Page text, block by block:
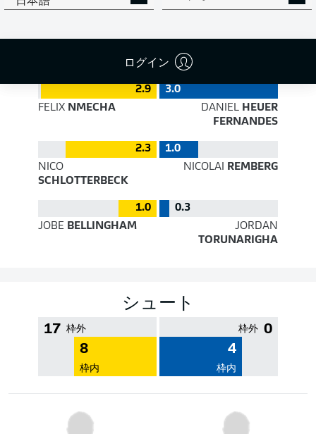
ログイン
87 % 成功率 72 %
PASS EFFICIENCY
2.9
3.0
FELIX NMECHA DANIELHEUER
FERNANDES
2.3
1.0
NICO
SCHLOTTERBECK
NICOLAI REMBERG
1.0
0.3
JOBE BELLINGHAM
JORDAN
TORUNARIGHA
シュート
17 枠外
8
枠内
0
枠外
4
枠内